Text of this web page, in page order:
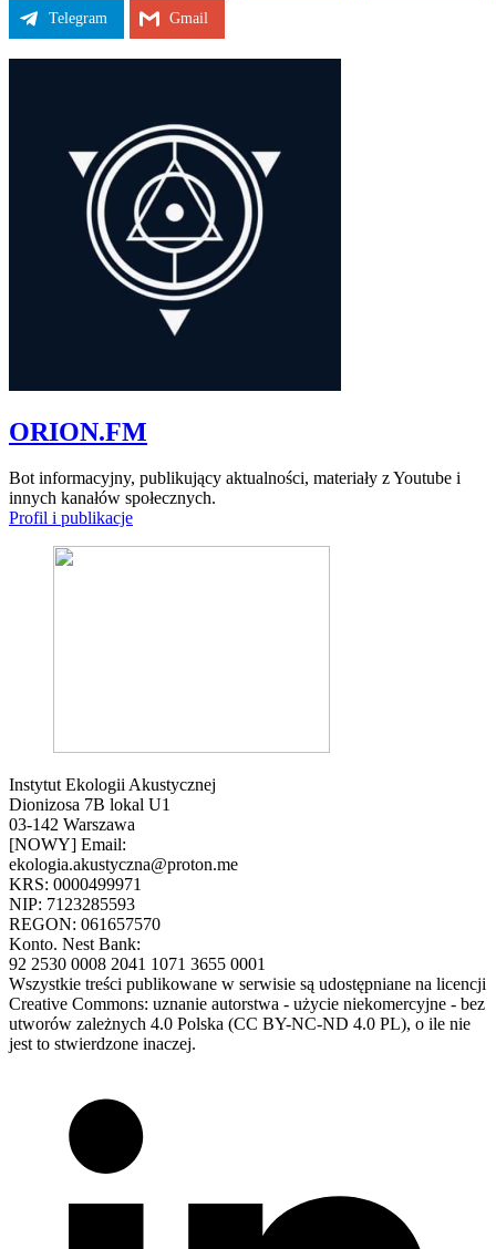
Telegram Gmail
ORION.FM
Bot informacyjny, publikujący aktualności, materiały z Youtube i
innych kanałów społecznych.
Profil i publikacje
Instytut Ekologii Akustycznej
Dionizosa 7B lokal U1
03-142 Warszawa
[NOWY] Email:
ekologia.akustyczna@proton.me
KRS: 0000499971
NIP: 7123285593
REGON: 061657570
Konto. Nest Bank:
92 2530 0008 2041 1071 3655 0001
Wszystkie treści publikowane w serwisie są udostępniane na licencji
Creative Commons: uznanie autorstwa - użycie niekomercyjne - bez
utworów zależnych 4.0 Polska (CC BY-NC-ND 4.0 PL), o ile nie
jest to stwierdzone inaczej.